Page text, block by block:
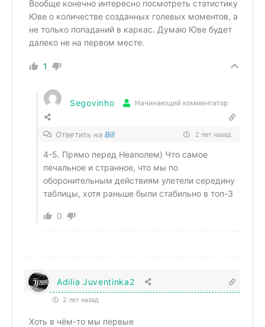
Вообще конечно интересно посмотреть статистику
Юве о количестве созданных голевых моментов, а
не только попаданий в каркас. Думаю Юве будет
далеко не на первом месте.
1
Segovinho Начинающий комментатор
Ответить на Bill 2 лет назад
4-5. Прямо перед Неаполем) Что самое
печальное и странное, что мы по
оборонительным действиям улетели середину
таблицы, хотя раньше были стабильно в топ-3
0
Adilia Juventinka2
2 лет назад
Хоть в чём-то мы первые